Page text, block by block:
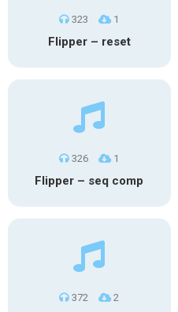
323 1
Flipper – reset
326 1
Flipper – seq comp
372 2